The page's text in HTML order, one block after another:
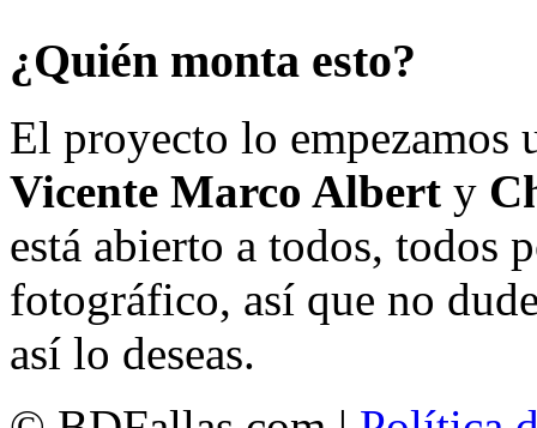
¿Quién monta esto?
El proyecto lo empezamos
Vicente Marco Albert y
está abierto a todos, todos
fotográfico, así que no
así lo deseas.